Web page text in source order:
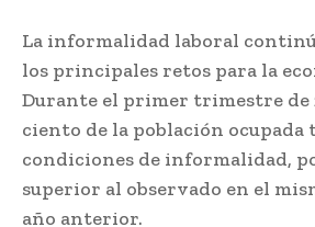
La informalidad laboral
los principales retos para la
Durante el primer trimestre de
ciento de la población ocupada
condiciones de informalidad,
superior al observado en el
año anterior.